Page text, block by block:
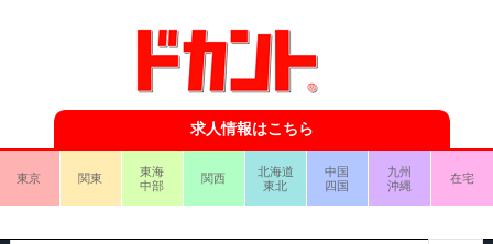
求人情報はこちら
東京 関東
東海
中部
関西
北海道
東北
中国
四国
九州
沖縄
在宅